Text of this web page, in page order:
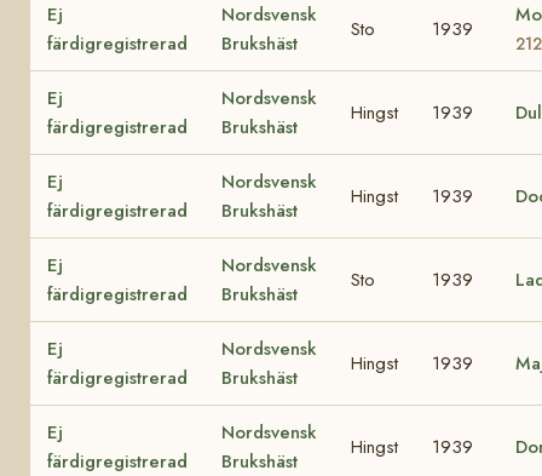
Ej
färdigregistrerad
Nordsvensk
Brukshäst
Sto 1939
Ej
färdigregistrerad
Nordsvensk
Brukshäst
Hingst 1939
Ej
färdigregistrerad
Nordsvensk
Brukshäst
Hingst 1939
Ej
färdigregistrerad
Nordsvensk
Brukshäst
Sto 1939
Ej
färdigregistrerad
Nordsvensk
Brukshäst
Hingst 1939
Ej
färdigregistrerad
Nordsvensk
Brukshäst
Hingst 1939